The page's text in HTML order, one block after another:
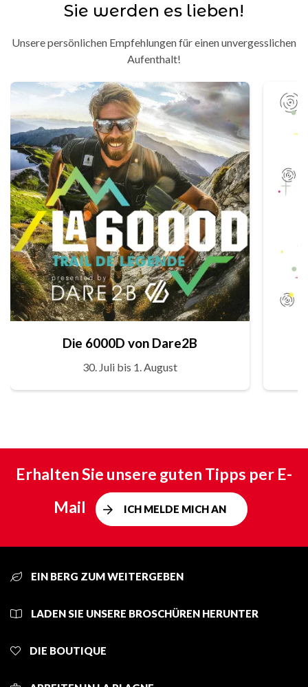
Sie werden es lieben!
Unsere persönlichen Empfehlungen für einen unvergesslichen
Aufenthalt!
Die 6000D von Dare2B
30. Juli bis 1. August
Erhalten Sie unsere guten Tipps per E-
Mail
ICH MELDE MICH AN
EIN BERG ZUM WEITERGEBEN
LADEN SIE UNSERE BROSCHÜREN HERUNTER
DIE BOUTIQUE